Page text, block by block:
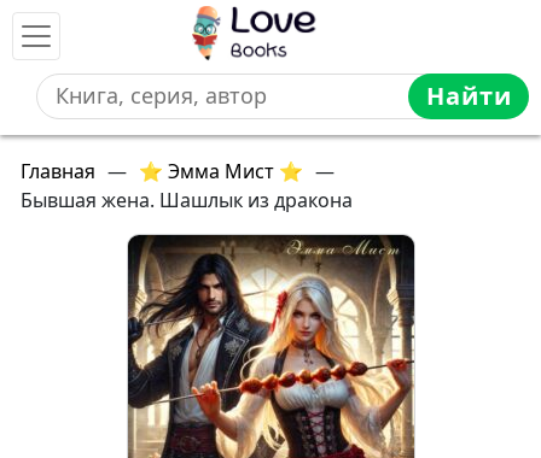
Найти
Главная — ⭐ Эмма Мист ⭐ —
Бывшая жена. Шашлык из дракона